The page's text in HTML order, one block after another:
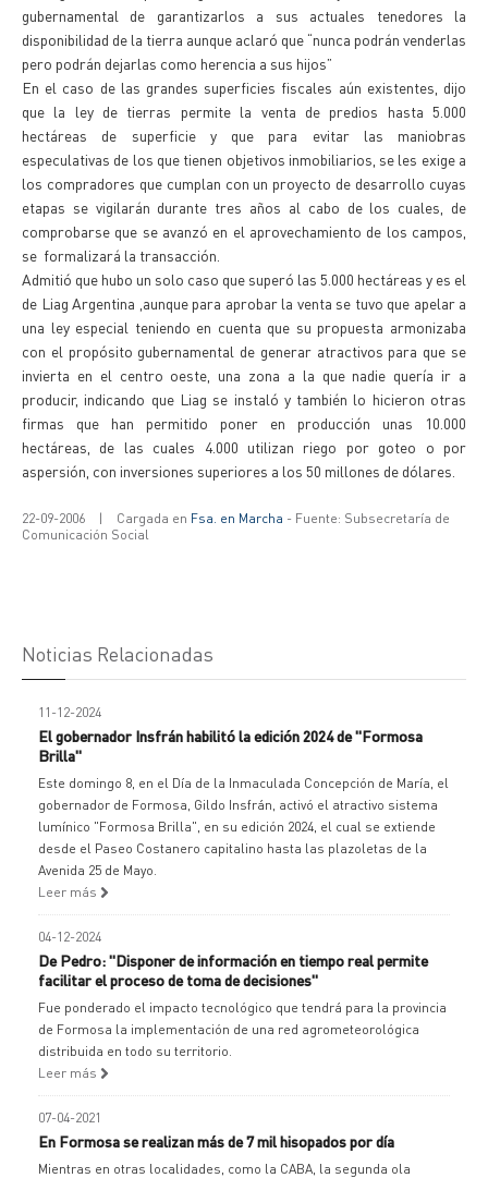
gubernamental de garantizarlos a sus actuales tenedores la
disponibilidad de la tierra aunque aclaró que “nunca podrán venderlas
pero podrán dejarlas como herencia a sus hijos”
En el caso de las grandes superficies fiscales aún existentes, dijo
que la ley de tierras permite la venta de predios hasta 5.000
hectáreas de superficie y que para evitar las maniobras
especulativas de los que tienen objetivos inmobiliarios, se les exige a
los compradores que cumplan con un proyecto de desarrollo cuyas
etapas se vigilarán durante tres años al cabo de los cuales, de
comprobarse que se avanzó en el aprovechamiento de los campos,
se formalizará la transacción.
Admitió que hubo un solo caso que superó las 5.000 hectáreas y es el
de Liag Argentina ,aunque para aprobar la venta se tuvo que apelar a
una ley especial teniendo en cuenta que su propuesta armonizaba
con el propósito gubernamental de generar atractivos para que se
invierta en el centro oeste, una zona a la que nadie quería ir a
producir, indicando que Liag se instaló y también lo hicieron otras
firmas que han permitido poner en producción unas 10.000
hectáreas, de las cuales 4.000 utilizan riego por goteo o por
aspersión, con inversiones superiores a los 50 millones de dólares.
22-09-2006 | Cargada en Fsa. en Marcha - Fuente: Subsecretaría de
Comunicación Social
Noticias Relacionadas
11-12-2024
El gobernador Insfrán habilitó la edición 2024 de "Formosa
Brilla"
Este domingo 8, en el Día de la Inmaculada Concepción de María, el
gobernador de Formosa, Gildo Insfrán, activó el atractivo sistema
lumínico "Formosa Brilla", en su edición 2024, el cual se extiende
desde el Paseo Costanero capitalino hasta las plazoletas de la
Avenida 25 de Mayo.
Leer más
04-12-2024
De Pedro: "Disponer de información en tiempo real permite
facilitar el proceso de toma de decisiones"
Fue ponderado el impacto tecnológico que tendrá para la provincia
de Formosa la implementación de una red agrometeorológica
distribuida en todo su territorio.
Leer más
07-04-2021
En Formosa se realizan más de 7 mil hisopados por día
Mientras en otras localidades, como la CABA, la segunda ola